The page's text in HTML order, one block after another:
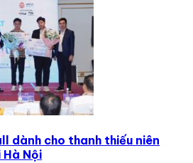
dành cho thanh thiếu niên
Nội